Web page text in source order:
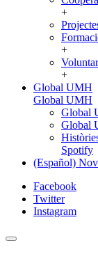
+
+
+
Global UMH
Global UMH
Global
Global
Spotify
(Español)
Facebook
Twitter
Instagram